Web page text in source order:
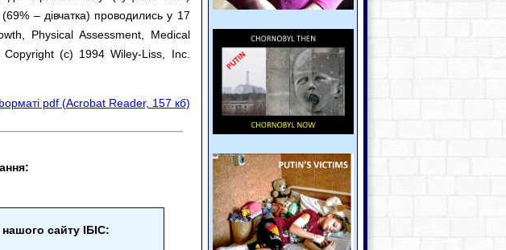
– дівчатка) проводились у 17
Physical Assessment, Medical
(c) 1994 Wiley-Liss, Inc.
pdf (Acrobat Reader, 157 кб)
сайту ІБІС: